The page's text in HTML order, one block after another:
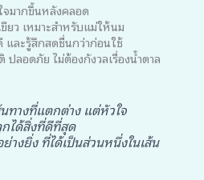
จมากขึ้นหลังคลอด
ยว เหมาะสำหรับแม่ให้นม
ละรู้สึกสดชื่นกว่าก่อนใช้
ปลอดภัย ไม่ต้องกังวลเรื่องน้ำตาล
ทางที่แตกต่าง แต่หัวใจ
ได้สิ่งที่ดีที่สุด
ย่างยิ่ง ที่ได้เป็นส่วนหนึ่งในเส้น